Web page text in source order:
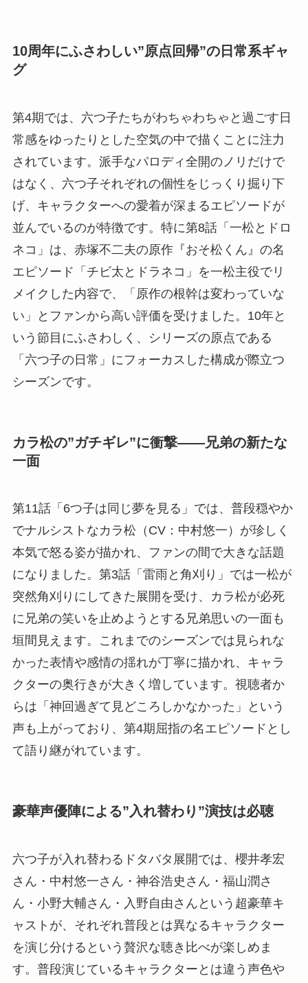
10周年にふさわしい”原点回帰”の日常系ギャ
グ
第4期では、六つ子たちがわちゃわちゃと過ごす日
常感をゆったりとした空気の中で描くことに注力
されています。派手なパロディ全開のノリだけで
はなく、六つ子それぞれの個性をじっくり掘り下
げ、キャラクターへの愛着が深まるエピソードが
並んでいるのが特徴です。特に第8話「一松とドロ
ネコ」は、赤塚不二夫の原作『おそ松くん』の名
エピソード「チビ太とドラネコ」を一松主役でリ
メイクした内容で、「原作の根幹は変わっていな
い」とファンから高い評価を受けました。10年と
いう節目にふさわしく、シリーズの原点である
「六つ子の日常」にフォーカスした構成が際立つ
シーズンです。
カラ松の”ガチギレ”に衝撃――兄弟の新たな
一面
第11話「6つ子は同じ夢を見る」では、普段穏やか
でナルシストなカラ松（CV：中村悠一）が珍しく
本気で怒る姿が描かれ、ファンの間で大きな話題
になりました。第3話「雷雨と角刈り」では一松が
突然角刈りにしてきた展開を受け、カラ松が必死
に兄弟の笑いを止めようとする兄弟思いの一面も
垣間見えます。これまでのシーズンでは見られな
かった表情や感情の揺れが丁寧に描かれ、キャラ
クターの奥行きが大きく増しています。視聴者か
らは「神回過ぎて見どころしかなかった」という
声も上がっており、第4期屈指の名エピソードとし
て語り継がれています。
豪華声優陣による”入れ替わり”演技は必聴
六つ子が入れ替わるドタバタ展開では、櫻井孝宏
さん・中村悠一さん・神谷浩史さん・福山潤さ
ん・小野大輔さん・入野自由さんという超豪華キ
ャストが、それぞれ普段とは異なるキャラクター
を演じ分けるという贅沢な聴き比べが楽しめま
す。普段演じているキャラクターとは違う声色や